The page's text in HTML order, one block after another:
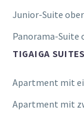
Junior-Suite
Panorama-Suite
TIGAIGA SUITES
Apartment mit
Apartment mit